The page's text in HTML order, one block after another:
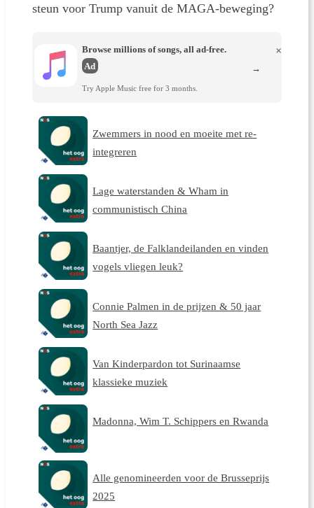
steun voor Trump vanuit de MAGA-beweging?
Browse millions of songs, all ad-free.
Ad
Try Apple Music free for 3 months.
×
→
Zwemmers in nood en moeite met re-
integreren
Lage waterstanden & Wham in
communistisch China
Baantjer, de Falklandeilanden en vinden
vogels vliegen leuk?
Connie Palmen in de prijzen & 50 jaar
North Sea Jazz
Van Kinderpardon tot Surinaamse
klassieke muziek
Madonna, Wim T. Schippers en Rwanda
Alle genomineerden voor de Brusseprijs
2025